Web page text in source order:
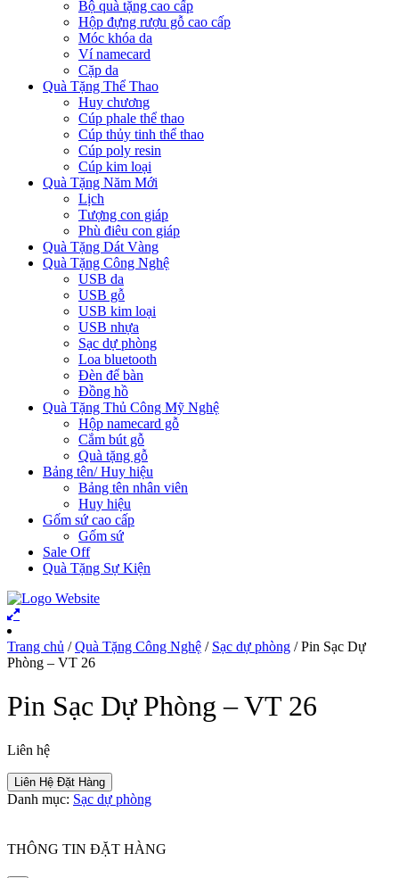
Bộ quà tặng cao cấp
Hộp đựng rượu gỗ cao cấp
Móc khóa da
Ví namecard
Cặp da
Quà Tặng Thể Thao
Huy chương
Cúp phale thể thao
Cúp thủy tinh thể thao
Cúp poly resin
Cúp kim loại
Quà Tặng Năm Mới
Lịch
Tượng con giáp
Phù điêu con giáp
Quà Tặng Dát Vàng
Quà Tặng Công Nghệ
USB da
USB gỗ
USB kim loại
USB nhựa
Sạc dự phòng
Loa bluetooth
Đèn để bàn
Đồng hồ
Quà Tặng Thủ Công Mỹ Nghệ
Hộp namecard gỗ
Cắm bút gỗ
Quà tặng gỗ
Bảng tên/ Huy hiệu
Bảng tên nhân viên
Huy hiệu
Gốm sứ cao cấp
Gốm sứ
Sale Off
Quà Tặng Sự Kiện
Trang chủ /Quà Tặng Công Nghệ / Sạc dự phòng / Pin Sạc Dự
Phòng – VT 26
Pin Sạc Dự Phòng – VT 26
Liên hệ
Liên Hệ Đặt Hàng
Danh mục: Sạc dự phòng
THÔNG TIN ĐẶT HÀNG